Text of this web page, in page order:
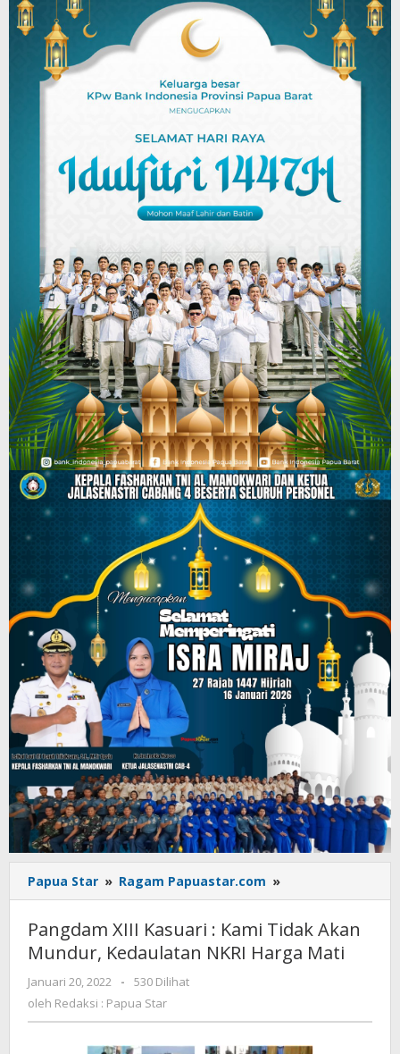
Papua Star » Ragam Papuastar.com »
XIII
:
Kami
NKRI
Pangdam XIII Kasuari : Kami Tidak Akan
Mundur, Kedaulatan NKRI Harga Mati
Januari 20, 2022
oleh
Redaksi
:
Star
-
530 Dilihat
oleh Redaksi : Papua Star